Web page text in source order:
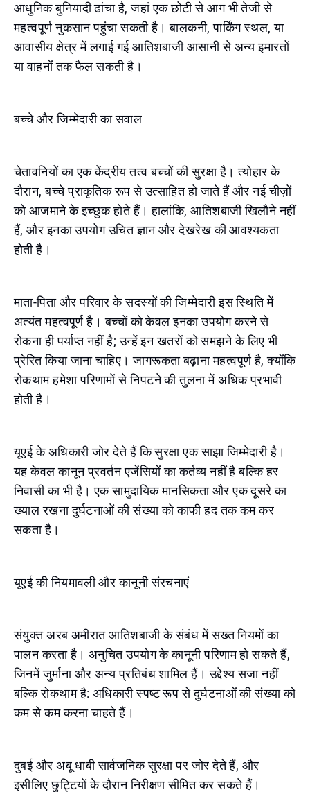
आधुनिक बुनियादी ढांचा है, जहां एक छोटी से आग भी तेजी से
महत्वपूर्ण नुकसान पहुंचा सकती है। बालकनी, पार्किंग स्थल, या
आवासीय क्षेत्र में लगाई गई आतिशबाजी आसानी से अन्य इमारतों
या वाहनों तक फैल सकती है।
बच्चे और जिम्मेदारी का सवाल
चेतावनियों का एक केंद्रीय तत्व बच्चों की सुरक्षा है। त्योहार के
दौरान, बच्चे प्राकृतिक रूप से उत्साहित हो जाते हैं और नई चीज़ों
को आजमाने के इच्छुक होते हैं। हालांकि, आतिशबाजी खिलौने नहीं
हैं, और इनका उपयोग उचित ज्ञान और देखरेख की आवश्यकता
होती है।
माता-पिता और परिवार के सदस्यों की जिम्मेदारी इस स्थिति में
अत्यंत महत्वपूर्ण है। बच्चों को केवल इनका उपयोग करने से
रोकना ही पर्याप्त नहीं है; उन्हें इन खतरों को समझने के लिए भी
प्रेरित किया जाना चाहिए। जागरूकता बढ़ाना महत्वपूर्ण है, क्योंकि
रोकथाम हमेशा परिणामों से निपटने की तुलना में अधिक प्रभावी
होती है।
यूएई के अधिकारी जोर देते हैं कि सुरक्षा एक साझा जिम्मेदारी है।
यह केवल कानून प्रवर्तन एजेंसियों का कर्तव्य नहीं है बल्कि हर
निवासी का भी है। एक सामुदायिक मानसिकता और एक दूसरे का
ख्याल रखना दुर्घटनाओं की संख्या को काफी हद तक कम कर
सकता है।
यूएई की नियमावली और कानूनी संरचनाएं
संयुक्त अरब अमीरात आतिशबाजी के संबंध में सख्त नियमों का
पालन करता है। अनुचित उपयोग के कानूनी परिणाम हो सकते हैं,
जिनमें जुर्माना और अन्य प्रतिबंध शामिल हैं। उद्देश्य सजा नहीं
बल्कि रोकथाम है: अधिकारी स्पष्ट रूप से दुर्घटनाओं की संख्या को
कम से कम करना चाहते हैं।
दुबई और अबू धाबी सार्वजनिक सुरक्षा पर जोर देते हैं, और
इसीलिए छुट्टियों के दौरान निरीक्षण सीमित कर सकते हैं।